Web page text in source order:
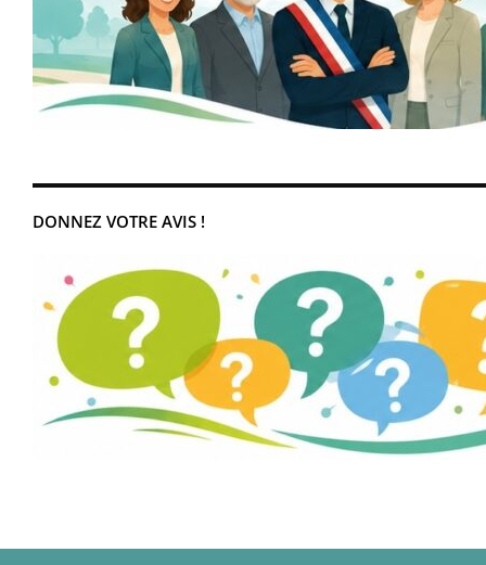
DONNEZ VOTRE AVIS !